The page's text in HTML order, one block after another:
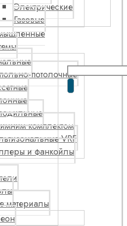
Электрические
Газовые
потолочные
комплектом
VRF
и фанкойлы
материалы